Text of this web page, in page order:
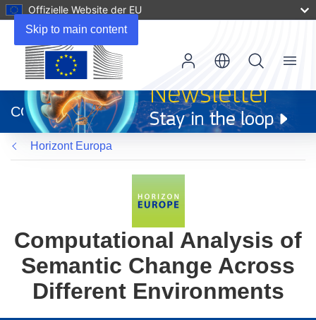
Skip to main content
Offizielle Website der EU
neuem
Fenster)
CORDIS
Menu
Horizont Europa
Computational Analysis of
Semantic Change Across
Different Environments